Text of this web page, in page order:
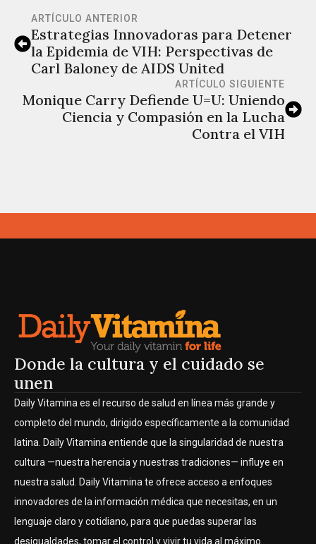
ARTÍCULO ANTERIOR
Estrategias Innovadoras para Detener
la Epidemia de VIH: Perspectivas de
Carl Baloney de AIDS United
ARTÍCULO SIGUIENTE
Monique Carry Defiende U=U: Uniendo
Ciencia y Compasión en la Lucha
Contra el VIH
Donde la cultura y el cuidado se
unen
Daily Vitamina es el recurso de salud en línea más grande y
completo del mundo, dirigido específicamente a la comunidad
latina. Daily Vitamina entiende que la singularidad de nuestra
cultura —nuestra herencia y nuestras tradiciones— influye en
nuestra salud. Daily Vitamina te ofrece acceso a enfoques
innovadores de la información médica que necesitas, en un
lenguaje claro y cotidiano, para que puedas superar las
desigualdades, tomar el control y vivir tu vida al máximo.